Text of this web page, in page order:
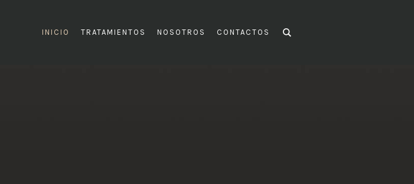
INICIO TRATAMIENTOS NOSOTROS CONTACTOS